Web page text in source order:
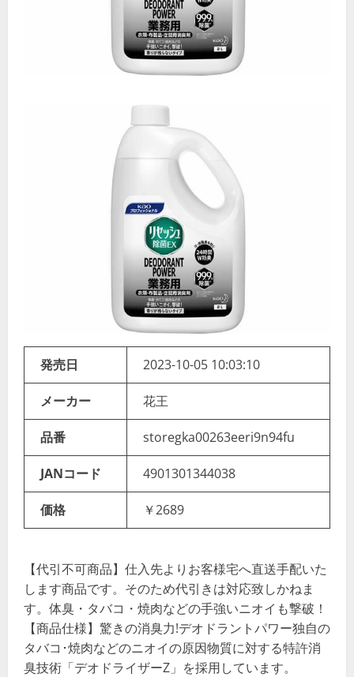
発売日 2023-10-05 10:03:10
メーカー 花王
品番 storegka00263eeri9n94fu
JANコード 4901301344038
価格 ￥2689
【代引不可商品】仕入先よりお客様宅へ直送手配いた
します商品です。そのため代引きは対応致しかねま
す。体臭・タバコ・焼肉などの手強いニオイも撃破！
【商品仕様】驚きの消臭力!デオドラントパワー独自の
タバコ･焼肉などのニオイの原因物質に対する特許消
臭技術「デオドライザーZ」を採用しています。